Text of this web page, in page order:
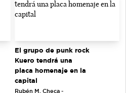
El grupo de punk rock
Kuero tendrá una
placa homenaje en la
capital
Rubén M. Checa -